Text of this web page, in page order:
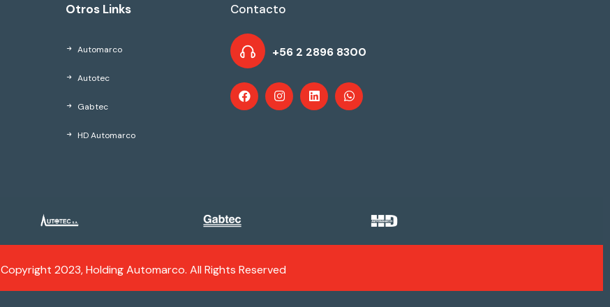
Otros Links
Automarco
Autotec
Gabtec
HD Automarco
Contacto
+56 2 2896 8300
Copyright 2023, Holding Automarco. All Rights Reserved